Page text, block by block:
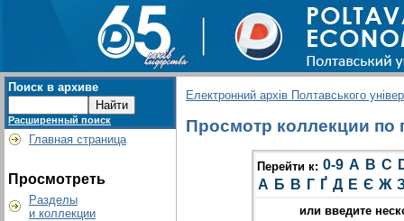
Поиск в архиве
Расширенный поиск
Главная страница
Просмотреть
Разделы
и коллекции
Електронний архів Полтавського
Просмотр коллекции по
Перейти к: 0-9 A B C
А Б В Г Ґ Д Е Є Ж
или введите